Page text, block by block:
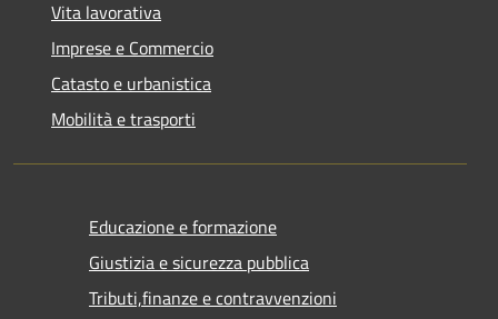
Vita lavorativa
Imprese e Commercio
Catasto e urbanistica
Mobilità e trasporti
Educazione e formazione
Giustizia e sicurezza pubblica
Tributi,finanze e contravvenzioni